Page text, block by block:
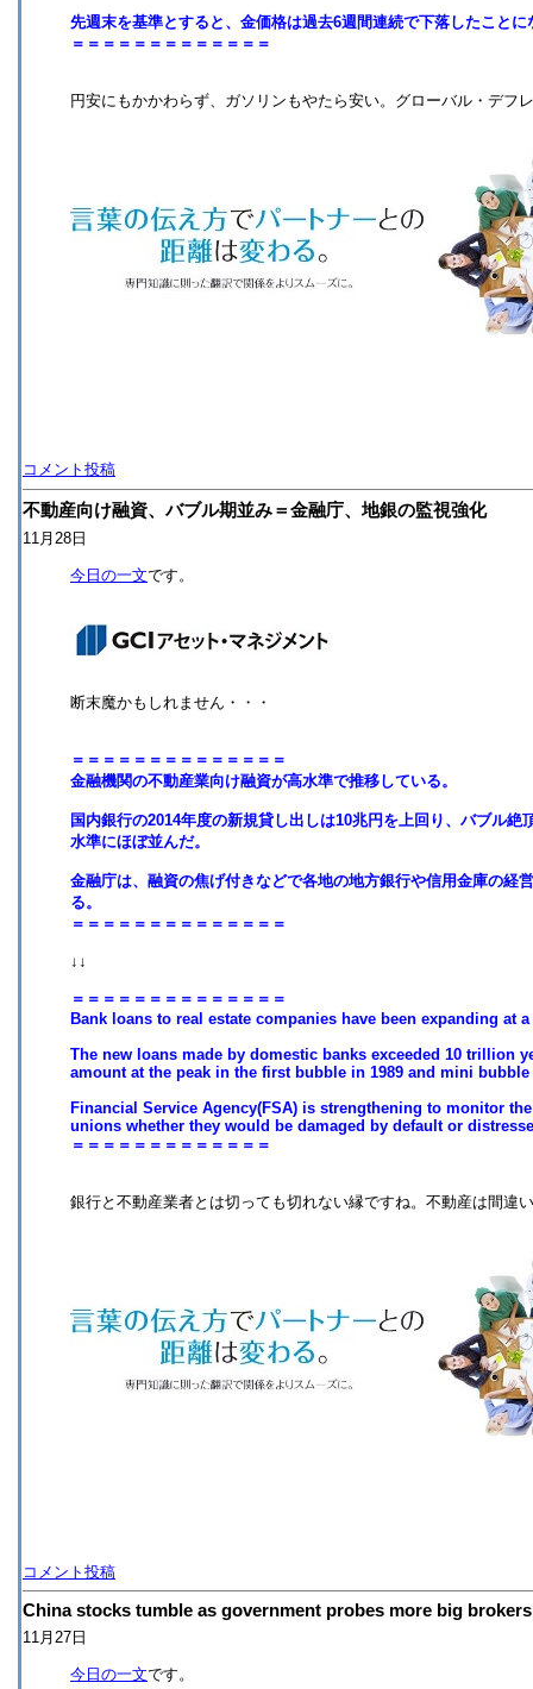
先週末を基準とすると、金価格は過去6週間連続で下落したことに
＝＝＝＝＝＝＝＝＝＝＝＝＝
円安にもかかわらず、ガソリンもやたら安い。グローバル・デフ
コメント投稿
不動産向け融資、バブル期並み＝金融庁、地銀の監視強化
11月28日
今日の一文です。
断末魔かもしれません・・・
＝＝＝＝＝＝＝＝＝＝＝＝＝＝
金融機関の不動産業向け融資が高水準で推移している。
国内銀行の2014年度の新規貸し出しは10兆円を上回り、バブル
水準にほぼ並んだ。
金融庁は、融資の焦げ付きなどで各地の地方銀行や信用金庫の経
る。
＝＝＝＝＝＝＝＝＝＝＝＝＝＝
↓↓
＝＝＝＝＝＝＝＝＝＝＝＝＝＝
Bank loans to real estate companies have been expanding at
The new loans made by domestic banks exceeded 10 trillion
amount at the peak in the first bubble in 1989 and mini bubble
Financial Service Agency(FSA) is strengthening to monitor
unions whether they would be damaged by default or
＝＝＝＝＝＝＝＝＝＝＝＝＝
銀行と不動産業者とは切っても切れない縁ですね。不動産は間違
コメント投稿
China stocks tumble as government probes more big brokers
11月27日
今日の一文です。